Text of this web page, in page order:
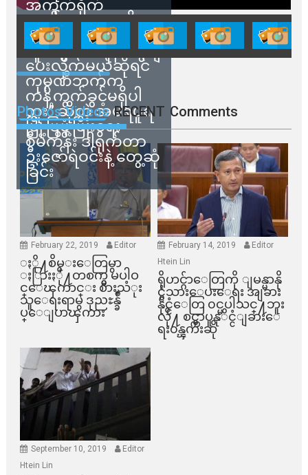
အကွက်ရိုက်
ရောင်းချမှုတွေကို
သက်ဆိုင်ရာတာဝန်ရှိ
သူတွေက ဂရန်တွေချ
ပေးလိုက်မယ်ဆိုရင်
ကုမ္ပဏီဘက်က
ကန့်ကွက်ခွင့်မရှိပါ
ဘူး” ဆိုတဲ့ အမရပူရ
မြို့ပြဖွံ့ဖြိုးရေး
စီမံကိန်း ဒါရိုက်တာ
ဦးဇော်ရဲဝင်းနဲ့ တွေ့ဆုံ
ခြင်း
Photos Videos RECENT Comments
February 22, 2019 Editor
ႏို႔စိမ္းေတြမွာ
ႏြားႏို႔တစက္မွ မပါဝ
င္ေၾကာင္း စားသံုး
သူေရးရာမွ ဒုညႊန္ခ်ဳ
ပ္ေျပာၾကား
February 14, 2019
Editor
Htein Lin
ရိုဟင္ဂ်ာေတြကို ျမန္မာနို
င္ငံသားေပးေရး အျခား
နိုင္ငံေတြ ၀င္မပါသင္႔ဘူး
လို႔ စင္ကာပူနုိင္ငံျခားေ
ရး၀န္ၾကီးဆို
September 10, 2019
Editor
Htein Lin